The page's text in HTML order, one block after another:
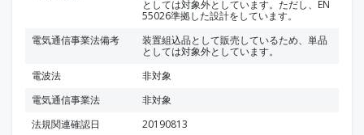
としては対象外としています。ただし、EN
55026準拠した設計をしています。
電気通信事業法備考
装置組込品として販売しているため、単品
としては対象外としています。
電波法
非対象
電気通信事業法
非対象
法規関連確認日
20190813